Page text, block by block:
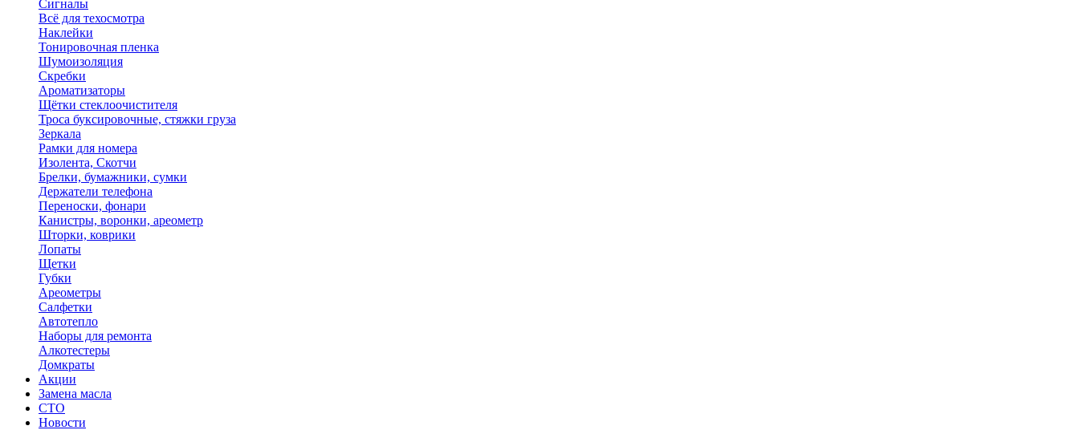
Сигналы
Всё для техосмотра
Наклейки
Тонировочная пленка
Шумоизоляция
Скребки
Ароматизаторы
Щётки стеклоочистителя
Троса буксировочные, стяжки груза
Зеркала
Рамки для номера
Изолента, Скотчи
Брелки, бумажники, сумки
Держатели телефона
Переноски, фонари
Канистры, воронки, ареометр
Шторки, коврики
Лопаты
Щетки
Губки
Ареометры
Салфетки
Автотепло
Наборы для ремонта
Алкотестеры
Домкраты
Акции
Замена масла
СТО
Новости